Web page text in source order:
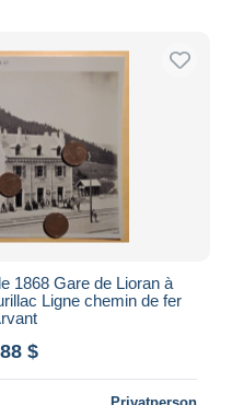
1868 Gare de Lioran à
Ligne chemin de fer
$